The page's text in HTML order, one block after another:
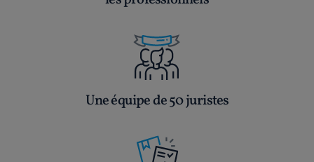
Une équipe de 50 juristes